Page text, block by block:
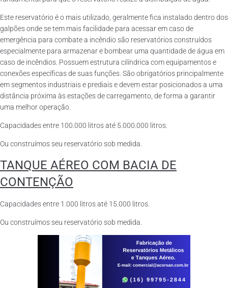
Este reservatório é o mais utilizado, geralmente fica instalado dentro dos
galpões onde se tem mais facilidade para acessar em caso de
emergência para combate a incêndio são reservatórios construídos
especialmente para armazenar e bombear uma quantidade de água em
caso de incêndios. Possuem estrutura cilíndrica com equipamentos e
conexões específicas de suas funções. São obrigatórios principalmente
em segmentos industriais e prediais e devem estar posicionados a uma
distância próxima às estações de carregamento, de forma a garantir
uma melhor operação.
Capacidades entre 100.000 litros até 5.000.000 litros.
Ou construímos seu reservatório sob medida.
TANQUE AÉREO COM BACIA DE
CONTENÇÃO
Capacidades entre 1.000 litros até 15.000 litros.
Ou construímos seu reservatório sob medida.